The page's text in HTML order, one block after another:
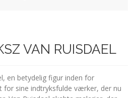
VAN RUISDAEL
en betydelig figur inden for
for sine indtryksfulde værker, der nu